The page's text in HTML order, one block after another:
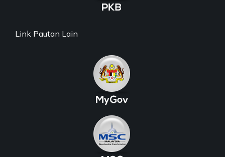
Link Pautan Lain